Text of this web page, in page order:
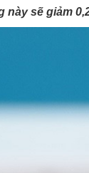
này sẽ giảm